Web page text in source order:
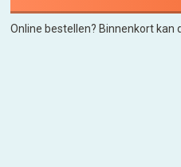
Online bestellen? Binnenkort kan